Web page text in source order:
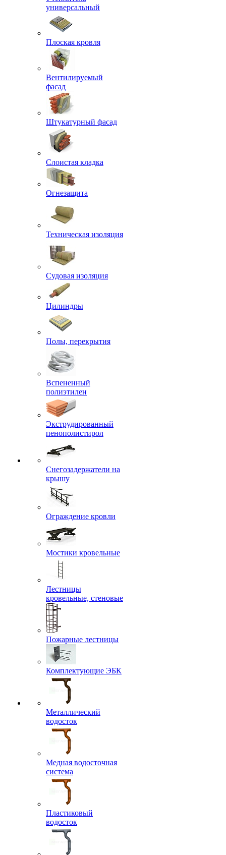
универсальный
Плоская кровля
Вентилируемый
фасад
Штукатурный фасад
Слоистая кладка
Огнезащита
Техническая изоляция
Судовая изоляция
Цилиндры
Полы, перекрытия
Вспененный
полиэтилен
Экструдированный
пенополистирол
Снегозадержатели на
крышу
Ограждение кровли
Мостики кровельные
Лестницы
кровельные, стеновые
Пожарные лестницы
Комплектующие ЭБК
Металлический
водосток
Медная водосточная
система
Пластиковый
водосток